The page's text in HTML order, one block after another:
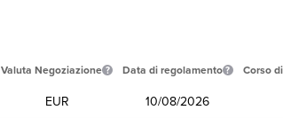
Valuta Negoziazione Data di regolamento Corso
EUR 10/08/2026